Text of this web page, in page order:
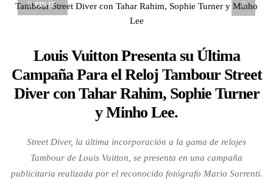
PIN IT
Louis Vuitton Presenta su Última
Campaña Para el Reloj Tambour Street
Diver con Tahar Rahim, Sophie Turner
y Minho Lee.
Street Diver, la última incorporación a la gama de relojes
Tambour de Louis Vuitton, se presenta en una campaña
publicitaria realizada por el reconocido fotógrafo Mario Sorrenti.